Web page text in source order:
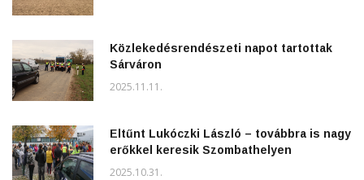
Közlekedésrendészeti napot tartottak
Sárváron
2025.11.11.
Eltűnt Lukóczki László – továbbra is nagy
erőkkel keresik Szombathelyen
2025.10.31.